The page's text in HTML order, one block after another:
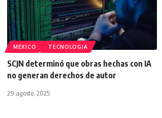
MEXICO TECNOLOGIA
SCJN determinó que obras hechas con IA
no generan derechos de autor
29 agosto, 2025